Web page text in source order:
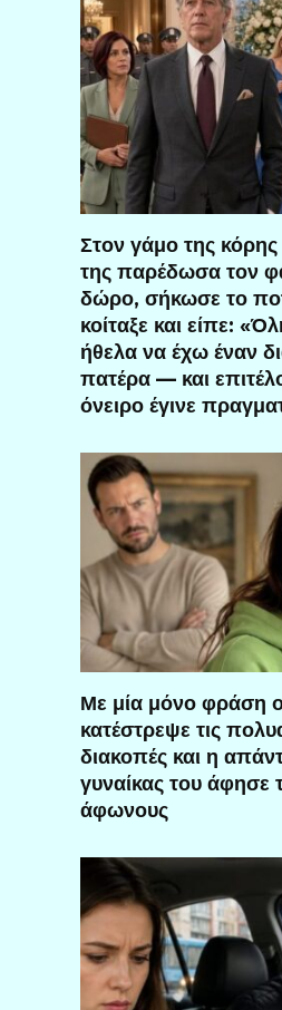
Στον γάμο της
της παρέδωσα τον
δώρο, σήκωσε το
κοίταξε και είπε:
ήθελα να έχω έναν
πατέρα — και
όνειρο έγινε
Με μία μόνο φράση
κατέστρεψε τις
διακοπές και η
γυναίκας του άφησε
άφωνους